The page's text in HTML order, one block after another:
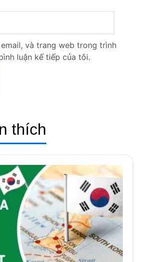
và trang web trong trình
luận kế tiếp của tôi.
thích